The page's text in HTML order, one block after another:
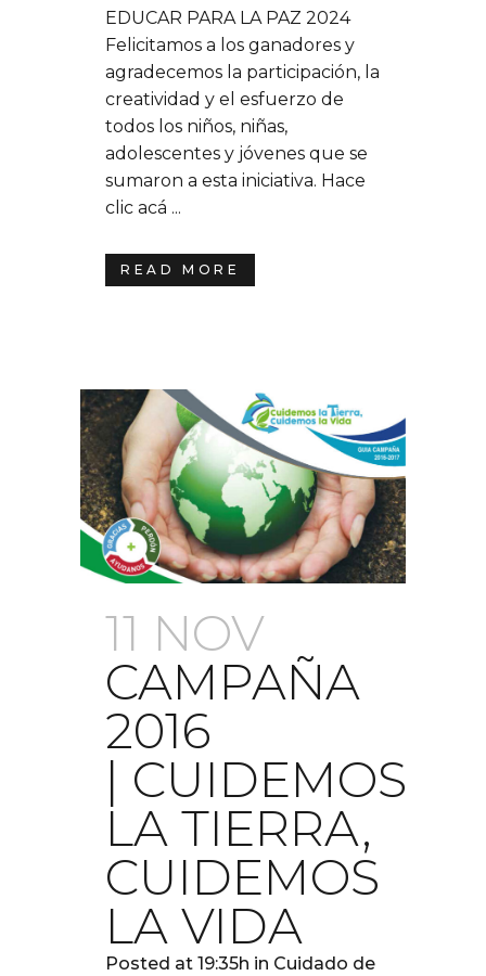
EDUCAR PARA LA PAZ 2024
Felicitamos a los ganadores y
agradecemos la participación, la
creatividad y el esfuerzo de
todos los niños, niñas,
adolescentes y jóvenes que se
sumaron a esta iniciativa. Hace
clic acá ...
READ MORE
11 NOV
CAMPAÑA
2016
| CUIDEMOS
LA TIERRA,
CUIDEMOS
LA VIDA
Posted at 19:35h in Cuidado de